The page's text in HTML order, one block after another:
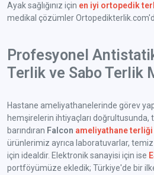
Ayak sağlığınız için en iyi ortopedik
medikal çözümler
Profesyonel
Terlik ve Sabo Terlik
Hastane ameliyathanelerinde görev
hemşirelerin ihtiyaçları doğrultusunda,
barındıran Falcon ameliyathane terliği
ürünlerimiz ayrıca laboratuvarlar,
için idealdir. Elektronik sanayisi için ise
portföyümüze ekledik; Türkiye'de bir